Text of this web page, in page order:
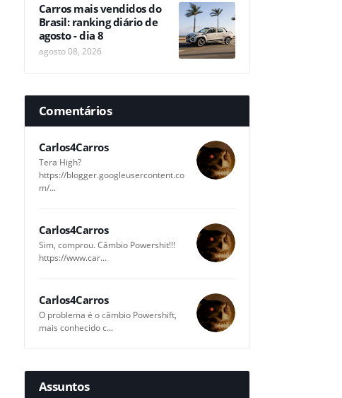
Carros mais vendidos do
Brasil: ranking diário de
agosto - dia 8
agosto 08, 2026
Comentários
Carlos4Carros
Tera High?
https://blogger.googleusercontent.co
m/...
Carlos4Carros
Sim, comprou. Câmbio Powershit!!!
https://www.car...
Carlos4Carros
O problema é o câmbio Powershift,
mais conhecido c...
Assuntos